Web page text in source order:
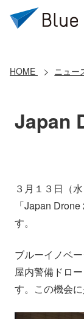
会社
HOME ニュー
Japan
３月１３日（
「Japan
す。
ブルーイノベ
屋内警備ドロ
す。この機会